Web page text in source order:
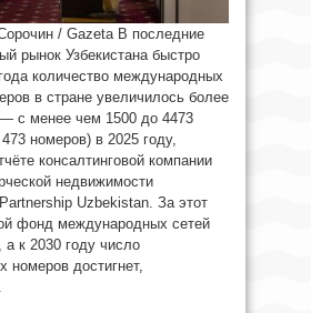
/ Gazeta В последние
рынок Узбекистана быстро
количество международных
в стране увеличилось более
с менее чем 1500 до 4473
номеров) в 2025 году,
консалтинговой компании
недвижимости
Uzbekistan. За этот
фонд международных сетей
к 2030 году число
номеров достигнет,